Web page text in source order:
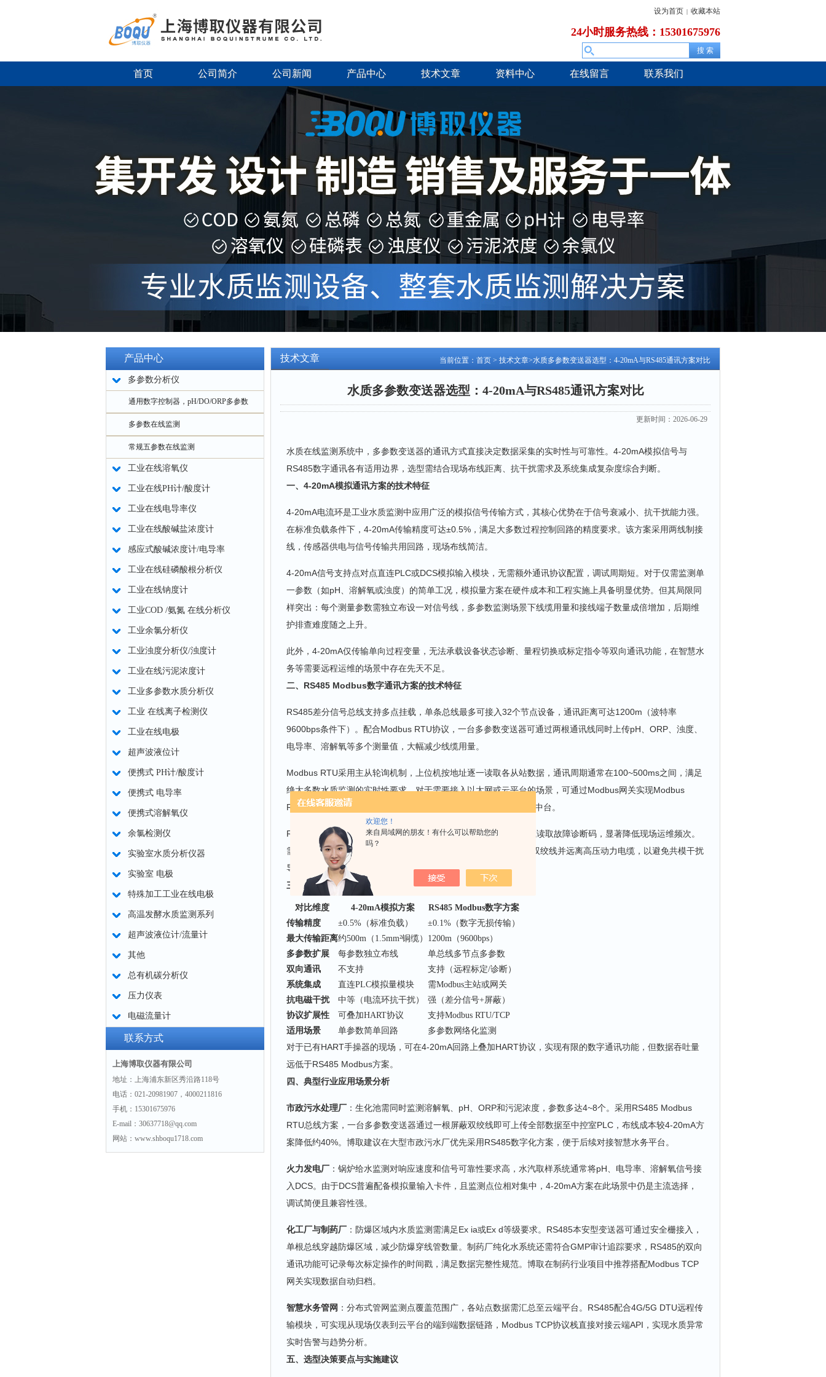
欢迎您！
来自局域网的朋友！有什么可以帮助您的
吗？
设为首页 | 收藏本站
24小时服务热线：15301675976
首页 公司简介 公司新闻 产品中心 技术文章 资料中心 在线留言 联系我们
产品中心
多参数分析仪
通用数字控制器，pH/DO/ORP多参数
多参数在线监测
常规五参数在线监测
工业在线溶氧仪
工业在线PH计/酸度计
工业在线电导率仪
工业在线酸碱盐浓度计
感应式酸碱浓度计/电导率
工业在线硅磷酸根分析仪
工业在线钠度计
工业COD /氨氮 在线分析仪
工业余氯分析仪
工业浊度分析仪/浊度计
工业在线污泥浓度计
工业多参数水质分析仪
工业 在线离子检测仪
工业在线电极
超声波液位计
便携式 PH计/酸度计
便携式 电导率
便携式溶解氧仪
余氯检测仪
实验室水质分析仪器
实验室 电极
特殊加工工业在线电极
高温发酵水质监测系列
超声波液位计/流量计
其他
总有机碳分析仪
压力仪表
电磁流量计
联系方式
上海博取仪器有限公司
地址：上海浦东新区秀沿路118号
电话：021-20981907，4000211816
手机：15301675976
E-mail：30637718@qq.com
网站：www.shboqu1718.com
当前位置： 首页 > 技术文章>水质多参数变送器选型：4-20mA与RS485通讯方案对比
技术文章
水质多参数变送器选型：4-20mA与RS485通讯方案对比
更新时间：2026-06-29
水质在线监测系统中，多参数变送器的通讯方式直接决定数据采集的实时性与可靠性。4-20mA模拟信号与
RS485数字通讯各有适用边界，选型需结合现场布线距离、抗干扰需求及系统集成复杂度综合判断。
一、4-20mA模拟通讯方案的技术特征
4-20mA电流环是工业水质监测中应用广泛的模拟信号传输方式，其核心优势在于信号衰减小、抗干扰能力强。
在标准负载条件下，4-20mA传输精度可达±0.5%，满足大多数过程控制回路的精度要求。该方案采用两线制接
线，传感器供电与信号传输共用回路，现场布线简洁。
4-20mA信号支持点对点直连PLC或DCS模拟输入模块，无需额外通讯协议配置，调试周期短。对于仅需监测单
一参数（如pH、溶解氧或浊度）的简单工况，模拟量方案在硬件成本和工程实施上具备明显优势。但其局限同
样突出：每个测量参数需独立布设一对信号线，多参数监测场景下线缆用量和接线端子数量成倍增加，后期维
护排查难度随之上升。
此外，4-20mA仅传输单向过程变量，无法承载设备状态诊断、量程切换或标定指令等双向通讯功能，在智慧水
务等需要远程运维的场景中存在先天不足。
二、RS485 Modbus数字通讯方案的技术特征
RS485差分信号总线支持多点挂载，单条总线最多可接入32个节点设备，通讯距离可达1200m（波特率
9600bps条件下）。配合Modbus RTU协议，一台多参数变送器可通过两根通讯线同时上传pH、ORP、浊度、
电导率、溶解氧等多个测量值，大幅减少线缆用量。
Modbus RTU采用主从轮询机制，上位机按地址逐一读取各从站数据，通讯周期通常在100~500ms之间，满足
绝大多数水质监测的实时性要求。对于需要接入以太网或云平台的场景，可通过Modbus网关实现Modbus
RTU到Modbus TCP的协议转换，无缝对接SCADA系统或IoT数据中台。
RS485总线的双向通讯能力还允许远程下发标定参数、切换量程或读取故障诊断码，显著降低现场运维频次。
需注意的是，RS485总线需配置120Ω终端电阻，线缆应选用屏蔽双绞线并远离高压动力电缆，以避免共模干扰
导致通讯丢包。
三、两种通讯方案的多维度对比
对比维度 4-20mA模拟方案
RS485 Modbus数字方案
传输精度
±0.5%（标准负载）
±0.1%（数字无损传输）
最大传输距离约500m（1.5mm²铜缆） 1200m（9600bps）
多参数扩展
每参数独立布线
单总线多节点多参数
双向通讯
不支持
支持（远程标定/诊断）
系统集成
直连PLC模拟量模块
需Modbus主站或网关
抗电磁干扰
中等（电流环抗干扰）
强（差分信号+屏蔽）
协议扩展性
可叠加HART协议
支持Modbus RTU/TCP
适用场景
单参数简单回路 多参数网络化监测
对于已有HART手操器的现场，可在4-20mA回路上叠加HART协议，实现有限的数字通讯功能，但数据吞吐量
远低于RS485 Modbus方案。
四、典型行业应用场景分析
市政污水处理厂 ：生化池需同时监测溶解氧、pH、ORP和污泥浓度，参数多达4~8个。采用RS485 Modbus
RTU总线方案，一台多参数变送器通过一根屏蔽双绞线即可上传全部数据至中控室PLC，布线成本较4-20mA方
案降低约40%。博取建议在大型市政污水厂优先采用RS485数字化方案，便于后续对接智慧水务平台。
火力发电厂 ：锅炉给水监测对响应速度和信号可靠性要求高，水汽取样系统通常将pH、电导率、溶解氧信号接
入DCS。由于DCS普遍配备模拟量输入卡件，且监测点位相对集中，4-20mA方案在此场景中仍是主流选择，
调试简便且兼容性强。
化工厂与制药厂 ：防爆区域内水质监测需满足Ex ia或Ex d等级要求。RS485本安型变送器可通过安全栅接入，
单根总线穿越防爆区域，减少防爆穿线管数量。制药厂纯化水系统还需符合GMP审计追踪要求，RS485的双向
通讯功能可记录每次标定操作的时间戳，满足数据完整性规范。博取在制药行业项目中推荐搭配Modbus TCP
网关实现数据自动归档。
智慧水务管网 ：分布式管网监测点覆盖范围广，各站点数据需汇总至云端平台。RS485配合4G/5G DTU远程传
输模块，可实现从现场仪表到云平台的端到端数据链路，Modbus TCP协议栈直接对接云端API，实现水质异常
实时告警与趋势分析。
五、选型决策要点与实施建议